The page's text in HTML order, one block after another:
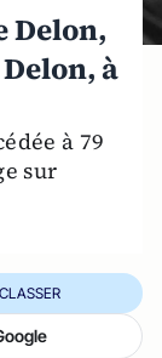
Delon,
à
à 79
sur
CLASSER